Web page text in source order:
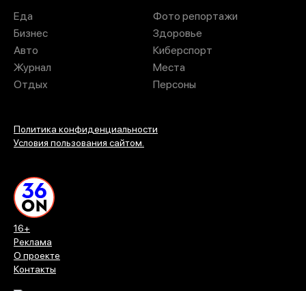
16+
Реклама
О проекте
Контакты
Еда
Бизнес
Авто
Журнал
Отдых
Фото репортажи
Здоровье
Киберспорт
Места
Персоны
Политика конфиденциальности
Условия пользования сайтом.